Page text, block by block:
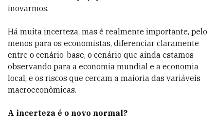
inovarmos.
Há muita incerteza, mas é realmente importante, pelo
menos para os economistas, diferenciar claramente
entre o cenário-base, o cenário que ainda estamos
observando para a economia mundial e a economia
local, e os riscos que cercam a maioria das variáveis ​​
macroeconômicas.
A incerteza é o novo normal?